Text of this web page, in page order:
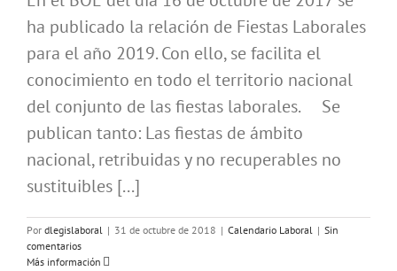
ha publicado la relación de Fiestas Laborales
para el año 2019. Con ello, se facilita el
conocimiento en todo el territorio nacional
del conjunto de las fiestas laborales. Se
publican tanto: Las fiestas de ámbito
nacional, retribuidas y no recuperables no
sustituibles [...]
Por dlegislaboral | 31 de octubre de 2018 | Calendario Laboral | Sin
comentarios
Más información